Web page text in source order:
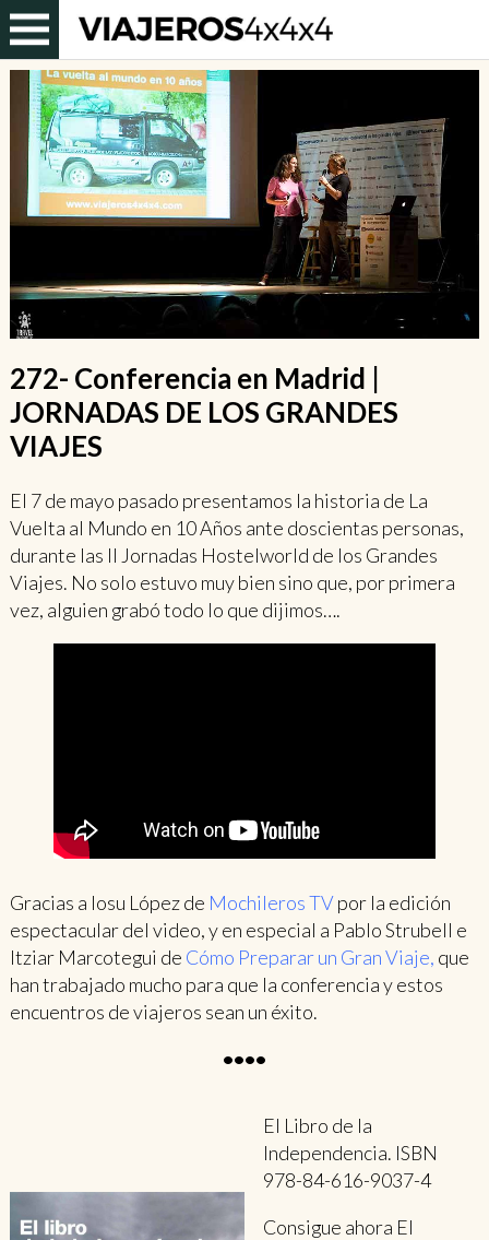
272- Conferencia en Madrid |
JORNADAS DE LOS GRANDES
VIAJES
El 7 de mayo pasado presentamos la historia de La
Vuelta al Mundo en 10 Años ante doscientas personas,
durante las II Jornadas Hostelworld de los Grandes
Viajes. No solo estuvo muy bien sino que, por primera
vez, alguien grabó todo lo que dijimos….
Gracias a Iosu López de Mochileros TVpor la edición
espectacular del video,y en especial a Pablo Strubell e
Itziar Marcotegui de Cómo Preparar un Gran Viaje, que
han trabajado mucho para que la conferencia y estos
encuentros de viajeros sean un éxito.
••••
El Libro de la
Independencia. ISBN
978-84-616-9037-4
Consigue ahora El